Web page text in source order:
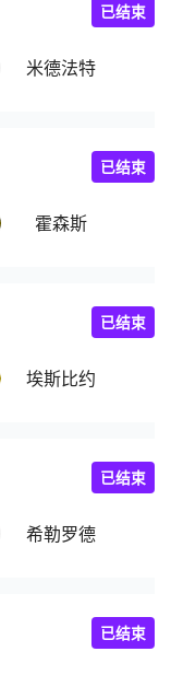
米德法特
已结束
霍森斯
已结束
埃斯比约
已结束
希勒罗德
已结束
已结束